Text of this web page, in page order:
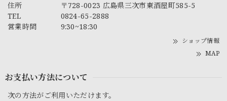
住所
〒728-0023 広島県三次市東酒屋町585-5
TEL
0824-65-2888
営業時間
9:30~18:30
ショップ情報
MAP
お支払い方法について
次の方法がご利用いただけます。